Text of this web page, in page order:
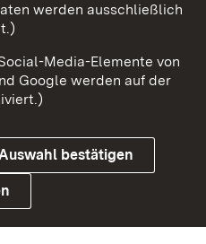
Barrierefreiheit
Cookies
werden ausschließlich
Media-Elemente von
Google werden auf der
bestätigen